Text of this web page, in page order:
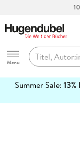
Hugendubel
Menu
Summer Sale:
erfahren